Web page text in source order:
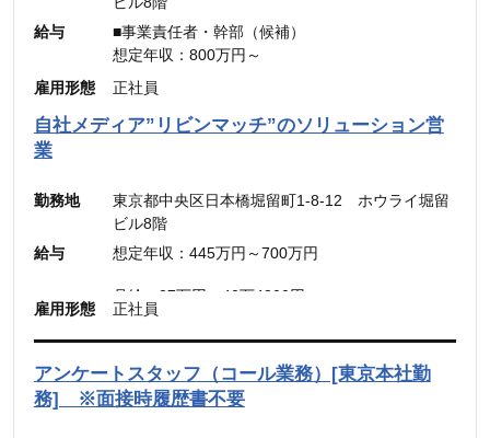
給与
■事業責任者・幹部（候補）
想定年収：800万円～
月給：48万4,900円～
（固定残業代：45時間分【12万5,600円～】含
金は別途追加支給
■メンバー・リーダー
想定年収：500万円～800万円
（固定残業代：45時間分【7万8,500円〜12万
5,600円】含む。）
※45時間を超える時間外労働分についての割増賃
金は別途追加支給
雇用形態 正社員
自社メディア”リビンマッチ”のソリューション営
業
勤務地
東京都中央区日本橋堀留町1-8-12 ホウライ堀留
ビル8階
給与
想定年収：445万円～700万円
月給：27万円～42万4300円
（固定残業代：45時間分【7万円～10万9900
円】）
（45時間を超える時間外労働分についての割増賃
金は別途追加支給）
雇用形態 正社員
アンケートスタッフ（コール業務）[東京本社勤
務] ※面接時履歴書不要